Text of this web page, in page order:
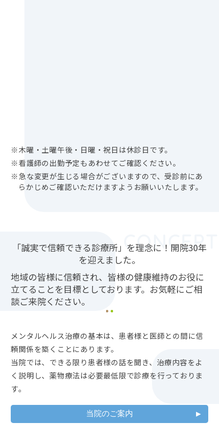
※木曜・土曜午後・日曜・祝日は休診日です。
※看護師の出勤予定もあわせてご確認ください。
※急な変更が生じる場合がございますので、受診前にあ
らかじめご確認いただけますようお願いいたします。
CONCEPT
「誠実で信頼できる診療所」を理念に！開院30年
を迎えました。
地域の皆様に信頼され、皆様の健康維持のお役に
立てることを目標としております。 お気軽にご相
談ご来院ください。
メンタルヘルス治療の基本は、患者様と医師との間に信
頼関係を築くことにあります。
当院では、できる限り患者様の話を聞き、治療内容をよ
く説明し、薬物療法は必要最低限で診療を行っておりま
す。
当院のご案内